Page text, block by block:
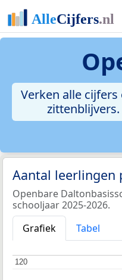
Verken alle
Aantal leerlingen
Openbare
schooljaar 2025-2026.
Grafiek
Tabel
120
120